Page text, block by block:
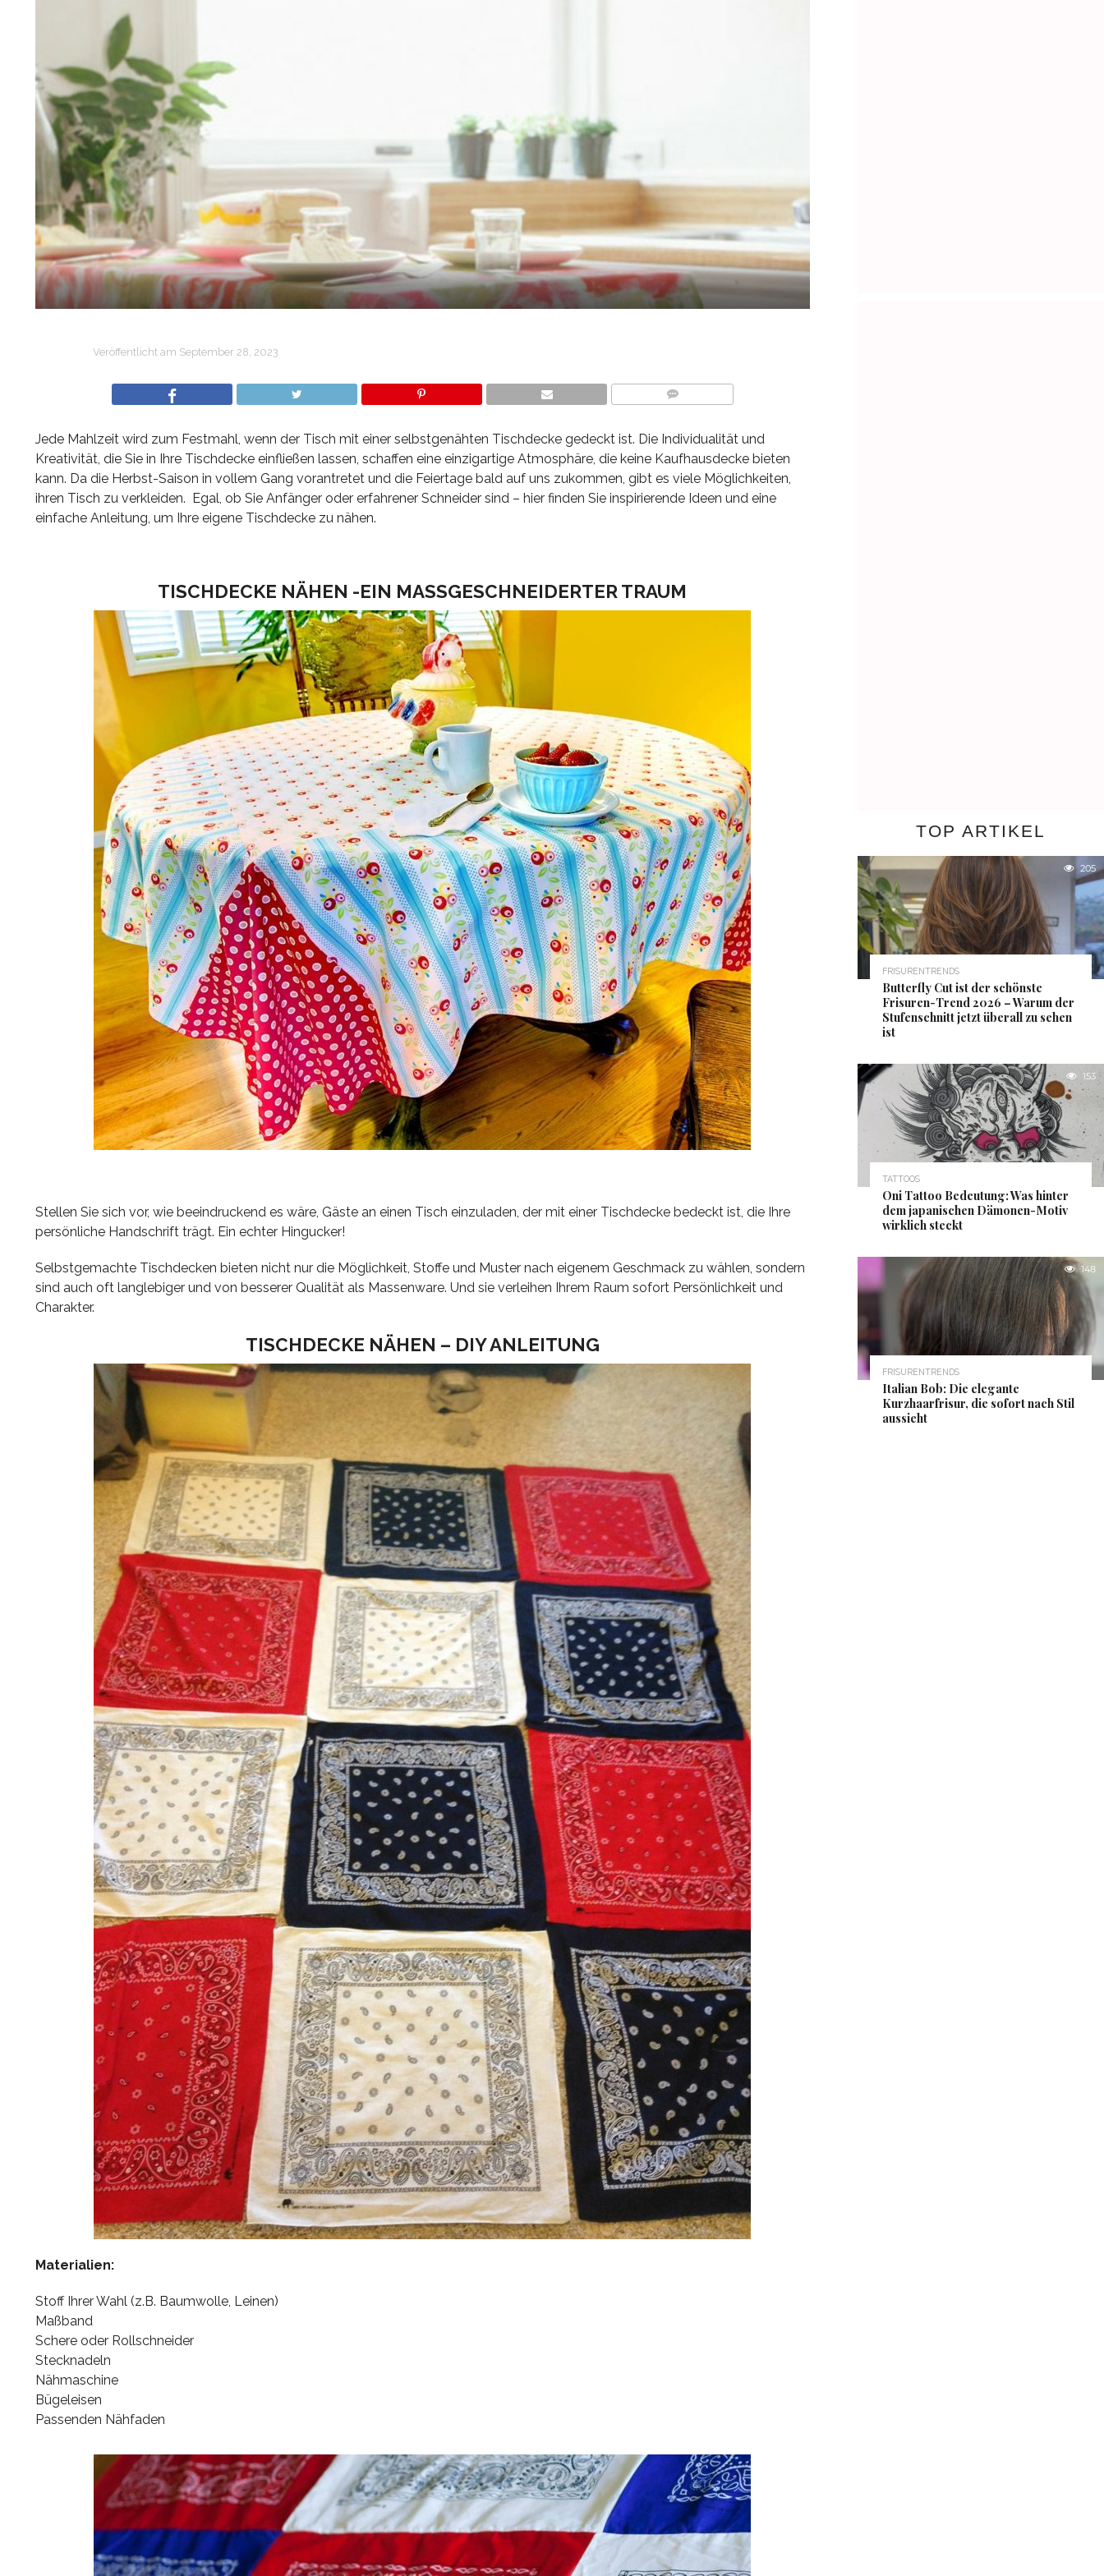
Veröffentlicht am September 28, 2023
Jede Mahlzeit wird zum Festmahl, wenn der Tisch mit einer selbstgenähten Tischdecke gedeckt ist. Die Individualität und
Kreativität, die Sie in Ihre Tischdecke einfließen lassen, schaffen eine einzigartige Atmosphäre, die keine Kaufhausdecke bieten
kann. Da die Herbst-Saison in vollem Gang vorantretet und die Feiertage bald auf uns zukommen, gibt es viele Möglichkeiten,
ihren Tisch zu verkleiden. Egal, ob Sie Anfänger oder erfahrener Schneider sind – hier finden Sie inspirierende Ideen und eine
einfache Anleitung, um Ihre eigene Tischdecke zu nähen.
TISCHDECKE NÄHEN -EIN MASSGESCHNEIDERTER TRAUM
Stellen Sie sich vor, wie beeindruckend es wäre, Gäste an einen Tisch einzuladen, der mit einer Tischdecke bedeckt ist, die Ihre
persönliche Handschrift trägt. Ein echter Hingucker!
Selbstgemachte Tischdecken bieten nicht nur die Möglichkeit, Stoffe und Muster nach eigenem Geschmack zu wählen, sondern
sind auch oft langlebiger und von besserer Qualität als Massenware. Und sie verleihen Ihrem Raum sofort Persönlichkeit und
Charakter.
TISCHDECKE NÄHEN – DIY ANLEITUNG
Materialien:
Stoff Ihrer Wahl (z.B. Baumwolle, Leinen)
Maßband
Schere oder Rollschneider
Stecknadeln
Nähmaschine
Bügeleisen
Passenden Nähfaden
TOP ARTIKEL
205
FRISURENTRENDS
Butterfly Cut ist der schönste
Frisuren-Trend 2026 – Warum der
Stufenschnitt jetzt überall zu sehen
ist
153
TATTOOS
Oni Tattoo Bedeutung: Was hinter
dem japanischen Dämonen-Motiv
wirklich steckt
148
FRISURENTRENDS
Italian Bob: Die elegante
Kurzhaarfrisur, die sofort nach Stil
aussieht